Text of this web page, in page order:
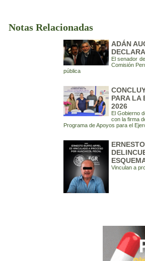
Notas Relacionadas
ADÁN
El senador
Comisión
pública
PARA LA
2026
El Gobierno
con la firma
Programa de Apoyos para el
Vinculan a